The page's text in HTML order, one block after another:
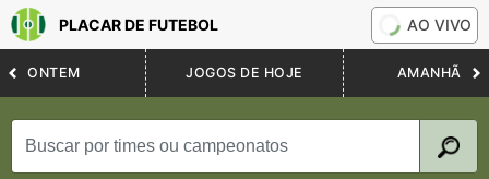
PLACAR DE FUTEBOL AO VIVO
ONTEM JOGOS DE HOJE AMANHÃ